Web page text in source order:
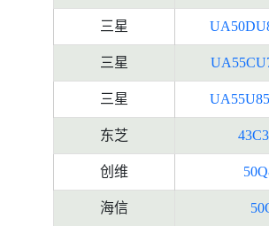
三星
三星
三星
东芝
创维
海信